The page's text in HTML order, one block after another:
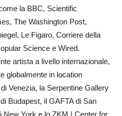
la BBC, Scientific
The Washington Post,
Le Figaro, Corriere della
Science e Wired.
artista a livello internazionale,
globalmente in location
Venezia, la Serpentine Gallery
Budapest, il GAFTA di San
New York e lo ZKM | Center for